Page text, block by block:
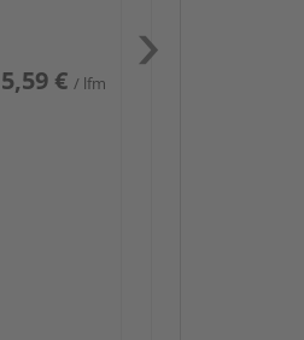
5,59 € / lfm